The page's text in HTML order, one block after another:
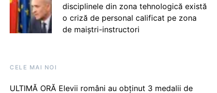
disciplinele din zona tehnologică există
o criză de personal calificat pe zona
de maiștri-instructori
CELE MAI NOI
ULTIMĂ ORĂ Elevii români au obținut 3 medalii de